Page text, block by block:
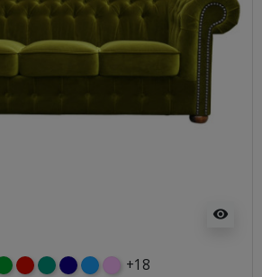
visibility
czerwony
turkusowy
granatowy
niebieski
różowy
+18